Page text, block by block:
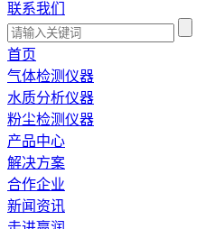
联系我们
首页
气体检测仪器
水质分析仪器
粉尘检测仪器
产品中心
解决方案
合作企业
新闻资讯